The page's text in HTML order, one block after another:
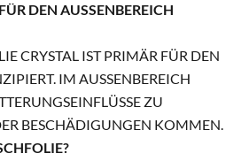
DEN AUSSENBEREICH G
CRYSTAL IST PRIMÄR FÜR DEN
IM AUSSENBEREICH K
ZU V
BESCHÄDIGUNGEN KOMMEN.